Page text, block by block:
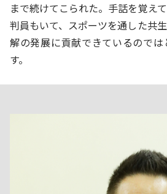
まで続けてこられた。手話を覚え
判員もいて、スポーツを通した共
解の発展に貢献できているので
す。